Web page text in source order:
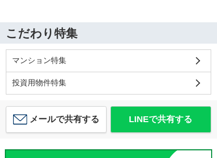
こだわり特集
マンション特集
投資用物件特集
メールで共有する LINEで共有する